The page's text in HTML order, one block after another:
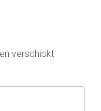
verschickt